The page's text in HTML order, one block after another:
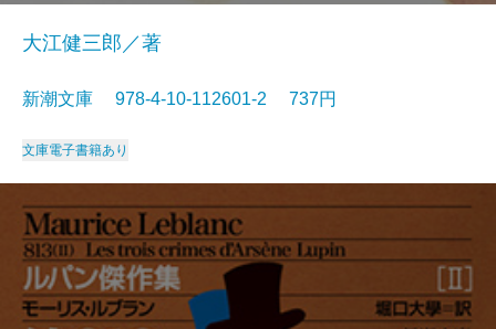
大江健三郎／著
新潮文庫 978-4-10-112601-2 737円
文庫電子書籍あり